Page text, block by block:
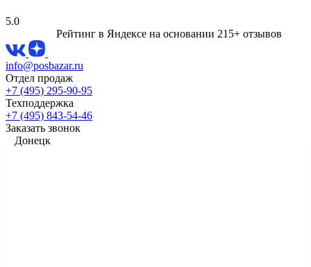
5.0
Рейтинг в Яндексе на основании 215+ отзывов
info@posbazar.ru
Отдел продаж
+7 (495) 295-90-95
Техподдержка
+7 (495) 843-54-46
Заказать звонок
Донецк